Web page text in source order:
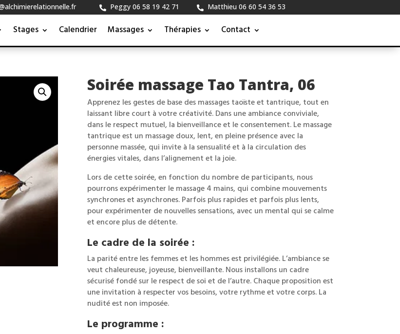
Stages Calendrier Massages Thérapies Contact

Peggy 06 58 19 42 71
 Matthieu 06 60 54 36 53
Soirée massage Tao Tantra, 06
Apprenez les gestes de base des massages taoïste et tantrique, tout en
laissant libre court à votre créativité. Dans une ambiance conviviale,
dans le respect mutuel, la bienveillance et le consentement. Le massage
tantrique est un massage doux, lent, en pleine présence avec la
personne massée, qui invite à la sensualité et à la circulation des
énergies vitales, dans l’alignement et la joie.
Lors de cette soirée, en fonction du nombre de participants, nous
pourrons expérimenter le massage 4 mains, qui combine mouvements
synchrones et asynchrones. Parfois plus rapides et parfois plus lents,
pour expérimenter de nouvelles sensations, avec un mental qui se calme
et encore plus de détente.
Le cadre de la soirée :
La parité entre les femmes et les hommes est privilégiée. L’ambiance se
veut chaleureuse, joyeuse, bienveillante. Nous installons un cadre
sécurisé fondé sur le respect de soi et de l’autre. Chaque proposition est
une invitation à respecter vos besoins, votre rythme et votre corps. La
nudité est non imposée.
Le programme :